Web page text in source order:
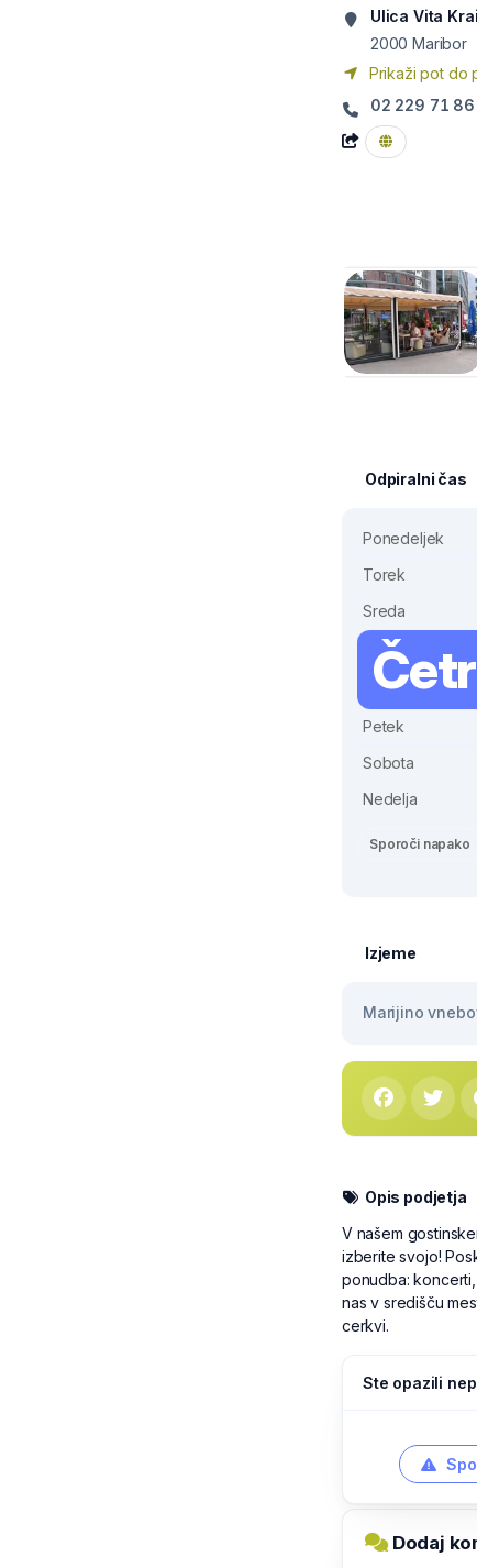
Ulica Vita
2000 Maribor
Prikaži pot do
02 229 71 86
Odpiralni čas
Ponedeljek
Torek
Sreda
Petek
Sobota
Nedelja
Sporoči napako
Izjeme
Marijino
Opis podjetja
V našem
izberite svojo!
ponudba:
nas v središču
cerkvi.
Ste opazili
Dodaj